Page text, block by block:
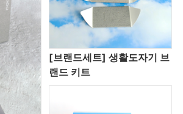
[브랜드세트] 생활도자기 브
랜드 키트